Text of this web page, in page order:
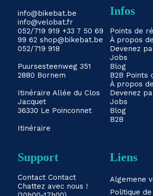
info@bikebat.be
info@velobat.fr
052/719 919 +33 7 50 69
99 62 shop@bikebat.be
052/719 918
Puursesteenweg 351
2880 Bornem
Itinéraire Allée du Clos
Jacquet
36330 Le Poinconnet
Itinéraire
Infos
Points de
À propos
Devenez
Jobs
Blog
B2B Points
À propos
Devenez
Jobs
Blog
B2B
Support
Contact Contact
Chattez avec nous !
Liens
Algemene
Politique de